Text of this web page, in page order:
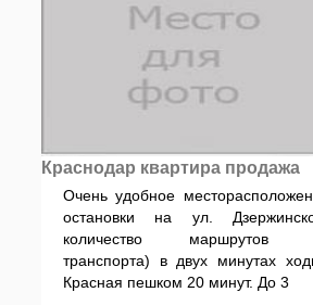
Краснодар квартира продажа
Очень удобное
остановки на ул.
количество маршрутов
транспорта) в двух минутах
Красная пешком 20 минут. До 3